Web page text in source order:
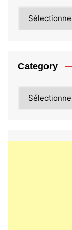
Category